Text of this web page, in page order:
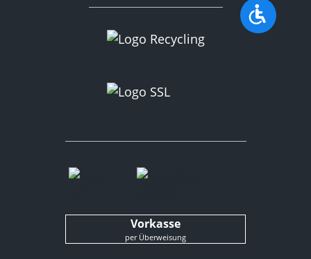
Vorkasse
per Überweisung